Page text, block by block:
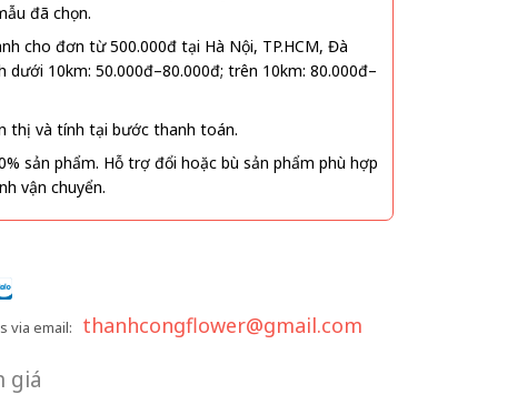
đã chọn.
cho đơn từ 500.000đ tại Hà Nội, TP.HCM, Đà
dưới 10km: 50.000đ–80.000đ; trên 10km: 80.000đ–
thị và tính tại bước thanh toán.
sản phẩm. Hỗ trợ đổi hoặc bù sản phẩm phù hợp
vận chuyển.
via email: thanhcongflower@gmail.com
giá